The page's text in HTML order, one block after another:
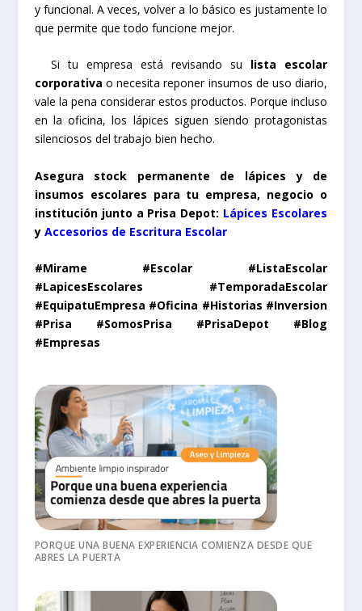
y funcional. A veces, volver a lo básico es justamente lo
que permite que todo funcione mejor.
Si tu empresa está revisando su lista escolar
corporativa o necesita reponer insumos de uso diario,
vale la pena considerar estos productos. Porque incluso
en la oficina, los lápices siguen siendo protagonistas
silenciosos del trabajo bien hecho.
Asegura stock permanente de lápices y de
insumos escolares para tu empresa, negocio o
institución junto a Prisa Depot: Lápices Escolares
y Accesorios de Escritura Escolar
#Mirame #Escolar #ListaEscolar
#LapicesEscolares #TemporadaEscolar
#EquipatuEmpresa #Oficina #Historias #Inversion
#Prisa #SomosPrisa #PrisaDepot #Blog
#Empresas
PORQUE UNA BUENA EXPERIENCIA COMIENZA DESDE QUE
ABRES LA PUERTA